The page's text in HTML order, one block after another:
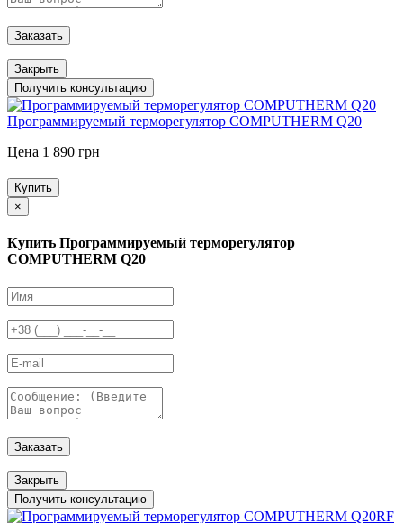
Заказать
Закрыть
Получить консультацию
Программируемый терморегулятор COMPUTHERM Q20
Цена 1 890 грн
Купить
×
Купить Программируемый терморегулятор
COMPUTHERM Q20
Заказать
Закрыть
Получить консультацию